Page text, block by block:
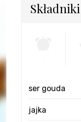
Składniki
ser gouda
jajka